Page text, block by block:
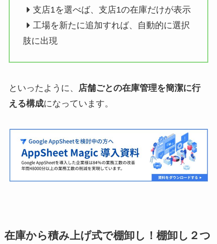
支店1を選べば、支店1の在庫だけが表示
工場を新たに追加すれば、自動的に選択
肢に出現
といったように、
店舗ごとの在庫管理を簡潔に行
える構成になっています。
在庫から積み上げ式で棚卸し！棚卸し２つ